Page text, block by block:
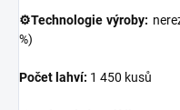
⚙️Technologie výroby:
%)
Počet lahví: 1 450 kusů